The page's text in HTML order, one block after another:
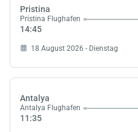
Pristina
Pristina Flughafen
14:45
18 August 2026 - Dienstag
Antalya
Antalya Flughafen
11:35